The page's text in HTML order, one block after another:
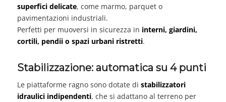
superfici delicate, come marmo, parquet o
pavimentazioni industriali.
Perfetti per muoversi in sicurezza in interni, giardini,
cortili, pendii o spazi urbani ristretti.
Stabilizzazione: automatica su 4 punti
Le piattaforme ragno sono dotate di stabilizzatori
idraulici indipendenti, che si adattano al terreno per